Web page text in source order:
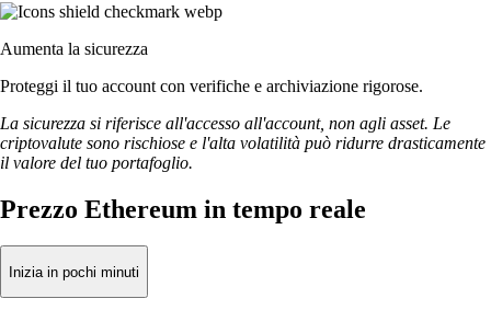
Aumenta la sicurezza
Proteggi il tuo account con verifiche e archiviazione rigorose.
La sicurezza si riferisce all'accesso all'account, non agli asset. Le
criptovalute sono rischiose e l'alta volatilità può ridurre drasticamente
il valore del tuo portafoglio.
Prezzo Ethereum in tempo reale
Inizia in pochi minuti